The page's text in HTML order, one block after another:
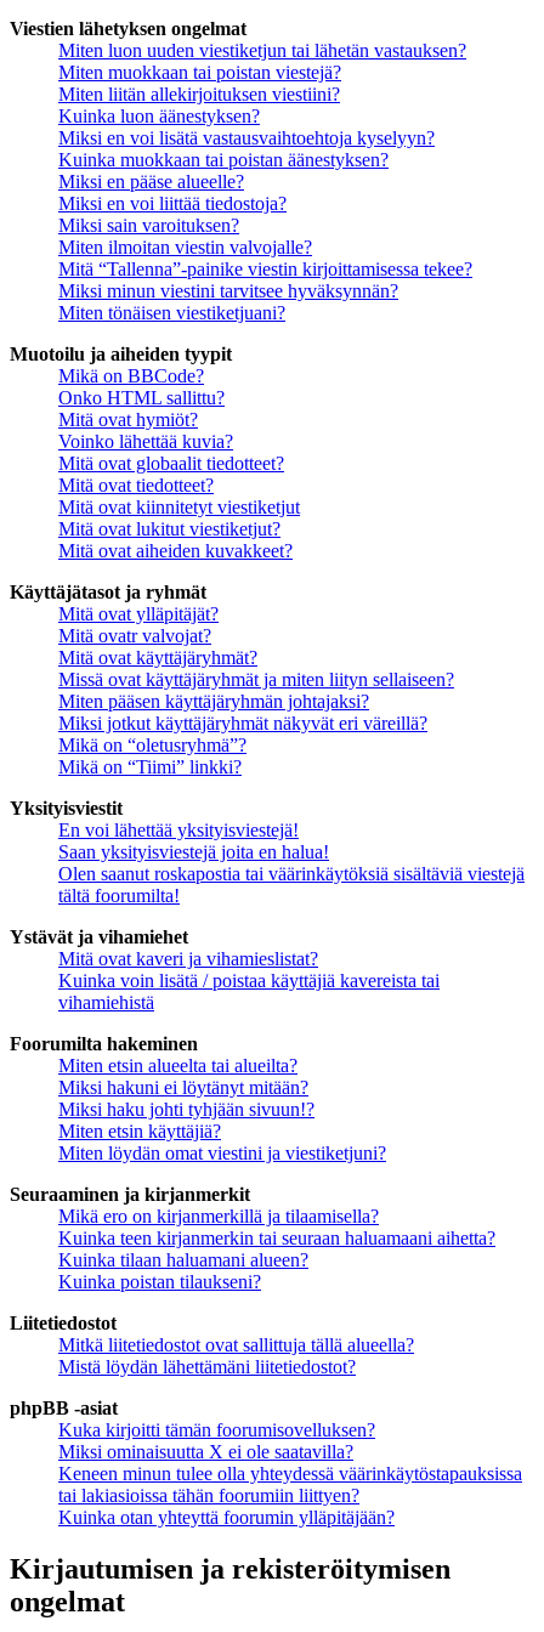
Viestien lähetyksen ongelmat
Miten luon uuden viestiketjun tai lähetän vastauksen?
Miten muokkaan tai poistan viestejä?
Miten liitän allekirjoituksen viestiini?
Kuinka luon äänestyksen?
Miksi en voi lisätä vastausvaihtoehtoja kyselyyn?
Kuinka muokkaan tai poistan äänestyksen?
Miksi en pääse alueelle?
Miksi en voi liittää tiedostoja?
Miksi sain varoituksen?
Miten ilmoitan viestin valvojalle?
Mitä “Tallenna”-painike viestin kirjoittamisessa tekee?
Miksi minun viestini tarvitsee hyväksynnän?
Miten tönäisen viestiketjuani?
Muotoilu ja aiheiden tyypit
Mikä on BBCode?
Onko HTML sallittu?
Mitä ovat hymiöt?
Voinko lähettää kuvia?
Mitä ovat globaalit tiedotteet?
Mitä ovat tiedotteet?
Mitä ovat kiinnitetyt viestiketjut
Mitä ovat lukitut viestiketjut?
Mitä ovat aiheiden kuvakkeet?
Käyttäjätasot ja ryhmät
Mitä ovat ylläpitäjät?
Mitä ovatr valvojat?
Mitä ovat käyttäjäryhmät?
Missä ovat käyttäjäryhmät ja miten liityn sellaiseen?
Miten pääsen käyttäjäryhmän johtajaksi?
Miksi jotkut käyttäjäryhmät näkyvät eri väreillä?
Mikä on “oletusryhmä”?
Mikä on “Tiimi” linkki?
Yksityisviestit
En voi lähettää yksityisviestejä!
Saan yksityisviestejä joita en halua!
Olen saanut roskapostia tai väärinkäytöksiä sisältäviä viestejä
tältä foorumilta!
Ystävät ja vihamiehet
Mitä ovat kaveri ja vihamieslistat?
Kuinka voin lisätä / poistaa käyttäjiä kavereista tai
vihamiehistä
Foorumilta hakeminen
Miten etsin alueelta tai alueilta?
Miksi hakuni ei löytänyt mitään?
Miksi haku johti tyhjään sivuun!?
Miten etsin käyttäjiä?
Miten löydän omat viestini ja viestiketjuni?
Seuraaminen ja kirjanmerkit
Mikä ero on kirjanmerkillä ja tilaamisella?
Kuinka teen kirjanmerkin tai seuraan haluamaani aihetta?
Kuinka tilaan haluamani alueen?
Kuinka poistan tilaukseni?
Liitetiedostot
Mitkä liitetiedostot ovat sallittuja tällä alueella?
Mistä löydän lähettämäni liitetiedostot?
phpBB -asiat
Kuka kirjoitti tämän foorumisovelluksen?
Miksi ominaisuutta X ei ole saatavilla?
Keneen minun tulee olla yhteydessä väärinkäytöstapauksissa
tai lakiasioissa tähän foorumiin liittyen?
Kuinka otan yhteyttä foorumin ylläpitäjään?
Kirjautumisen ja rekisteröitymisen
ongelmat